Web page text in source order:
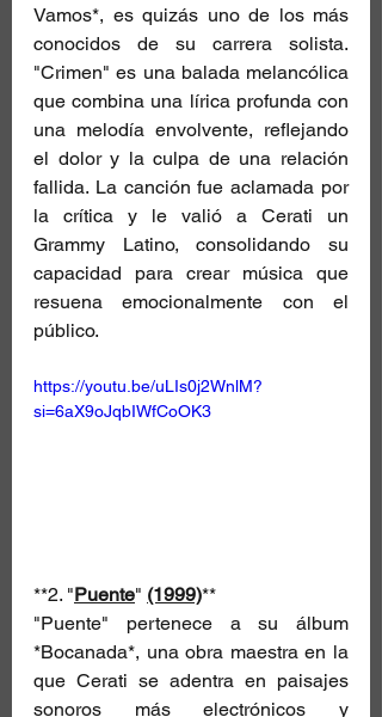
Vamos*, es quizás uno de los más
conocidos de su carrera solista.
"Crimen" es una balada melancólica
que combina una lírica profunda con
una melodía envolvente, reflejando
el dolor y la culpa de una relación
fallida. La canción fue aclamada por
la crítica y le valió a Cerati un
Grammy Latino, consolidando su
capacidad para crear música que
resuena emocionalmente con el
público.
https://youtu.be/uLIs0j2WnlM?
si=6aX9oJqbIWfCoOK3
**2. "Puente" (1999)**
"Puente" pertenece a su álbum
*Bocanada*, una obra maestra en la
que Cerati se adentra en paisajes
sonoros más electrónicos y